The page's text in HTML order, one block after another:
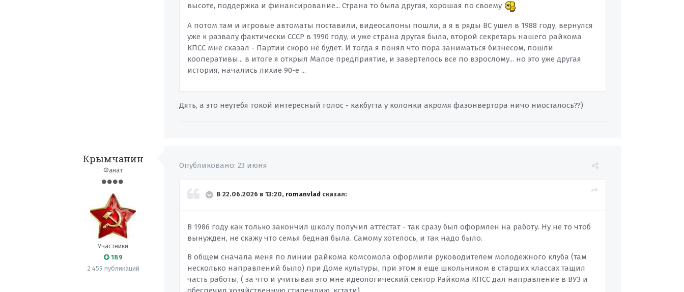
высоте, поддержка и финансирование... Страна то была другая, хорошая по своему
А потом там и игровые автоматы поставили, видеосалоны пошли, а я в ряды ВС ушел в 1988 году, вернулся
уже к развалу фактически СССР в 1990 году, и уже страна другая была, второй секретарь нашего райкома
КПСС мне сказал - Партии скоро не будет. И тогда я понял что пора заниматься бизнесом, пошли
кооперативы... в итоге я открыл Малое предприятие, и завертелось все по взрослому... но это уже другая
история, начались лихие 90-е ...
Дять, а это неутебя токой интересный голос - какбутта у колонки акромя фазонвертора ничо ниосталось??)
Крымчанин
Фанат
Участники
189
2 459 публикаций
Опубликовано:23 июня
В 22.06.2026 в 13:20, romanvlad сказал:
В 1986 году как только закончил школу получил аттестат - так сразу был оформлен на работу. Ну не то чтоб
вынужден, не скажу что семья бедная была. Самому хотелось, и так надо было.
В общем сначала меня по линии райкома комсомола оформили руководителем молодежного клуба (там
несколько направлений было) при Доме культуры, при этом я еще школьником в старших классах тащил
часть работы, ( за что и учитывая это мне идеологический сектор Райкома КПСС дал направление в ВУЗ и